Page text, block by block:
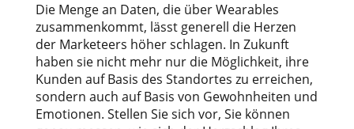
Die Menge an Daten, die über Wearables
zusammenkommt, lässt generell die Herzen
der Marketeers höher schlagen. In Zukunft
haben sie nicht mehr nur die Möglichkeit, ihre
Kunden auf Basis des Standortes zu erreichen,
sondern auch auf Basis von Gewohnheiten und
Emotionen. Stellen Sie sich vor, Sie können